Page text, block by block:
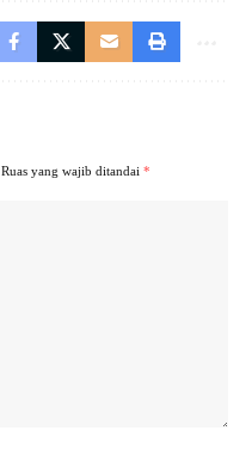
Ruas yang wajib ditandai *